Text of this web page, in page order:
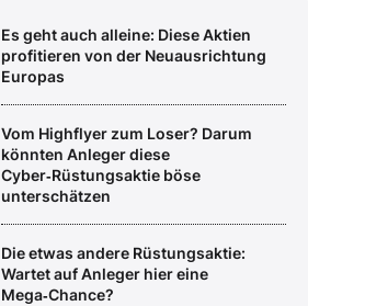
Es geht auch alleine: Diese Aktien
profitieren von der Neuausrichtung
Europas
Vom Highflyer zum Loser? Darum
könnten Anleger diese
Cyber‑Rüstungsaktie böse
unterschätzen
Die etwas andere Rüstungsaktie:
Wartet auf Anleger hier eine
Mega‑Chance?